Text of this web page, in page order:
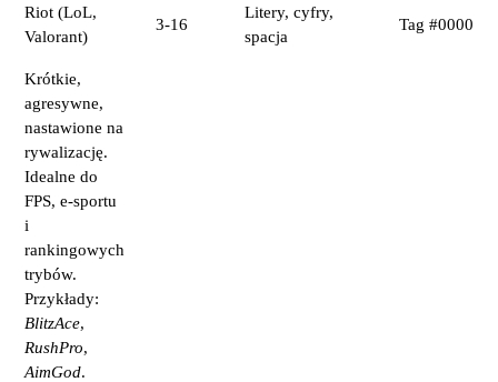
Riot (LoL,
Valorant)
3-16
Litery, cyfry,
spacja
Tag #0000
Krótkie,
agresywne,
nastawione na
rywalizację.
Idealne do
FPS, e-sportu
i
rankingowych
trybów.
Przykłady:
BlitzAce,
RushPro,
AimGod.